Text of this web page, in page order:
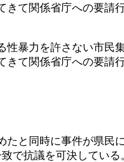
て関係省庁への要請行
暴力を許さない市民集
て関係省庁への要請行
と同時に事件が県民に
で抗議を可決している